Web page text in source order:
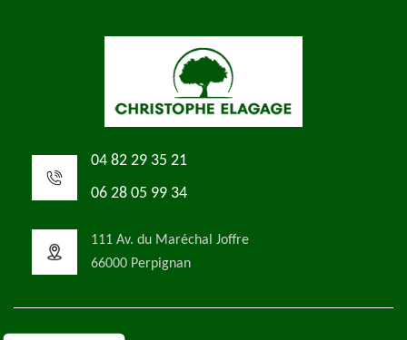
04 82 29 35 21
06 28 05 99 34
111 Av. du Maréchal Joffre
66000 Perpignan